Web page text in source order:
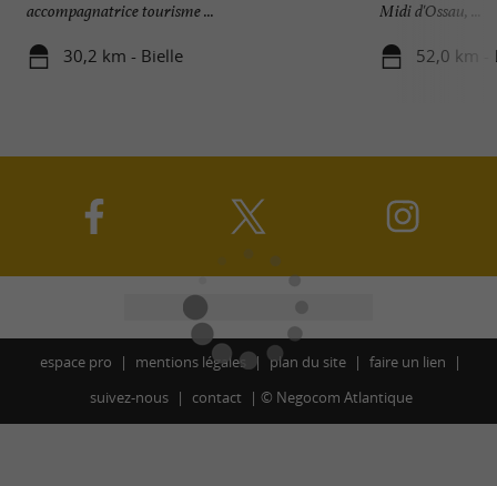
accompagnatrice tourisme ...
30,2 km - Bielle
Midi d'Ossau, ...
52,0 km -
espace pro mentions légales plan du site
faire un lien
suivez-nous
contact © Negocom Atlantique